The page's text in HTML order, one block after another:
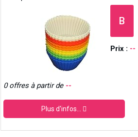
B
Prix : --
0 offres à partir de --
Plus d'infos...